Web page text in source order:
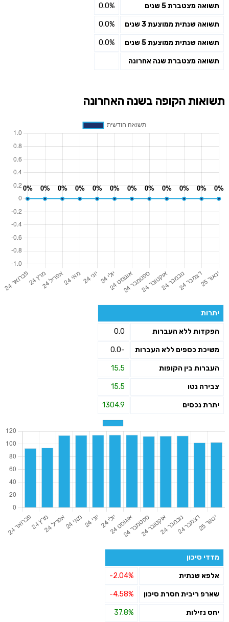
תשואה מצטברת 5 שנים 0.0%
תשואה שנתית ממוצעת 3 שנים 0.0%
תשואה שנתית ממוצעת 5 שנים 0.0%
תשואה מצטברת שנה אחרונה
תשואות הקופה בשנה האחרונה
יתרות
הפקדות ללא העברות 0.0
משיכת כספים ללא העברות -0.0
העברות בין הקופות 15.5
צבירה נטו 15.5
יתרת נכסים 1304.9
מדדי סיכון
אלפא שנתית -2.04%
שארפ ריבית חסרת סיכון -4.58%
יחס נזילות 37.8%